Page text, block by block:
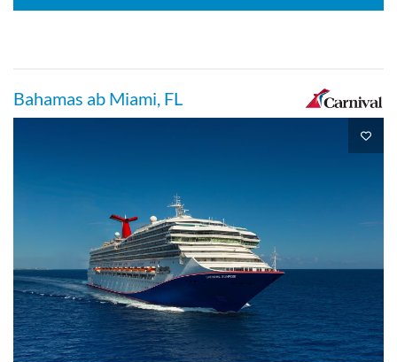
Bahamas ab Miami, FL